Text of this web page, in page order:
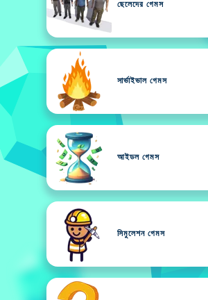
ছেলেদের গেমস
সার্ভাইভাল গেমস
আইডল গেমস
সিমুলেশন গেমস